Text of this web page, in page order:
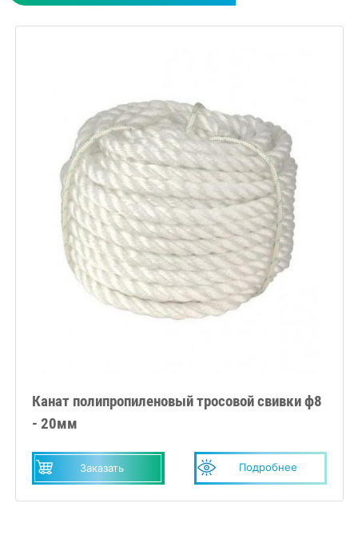
Канат полипропиленовый тросовой свивки ф8
- 20мм
Заказать Подробнее